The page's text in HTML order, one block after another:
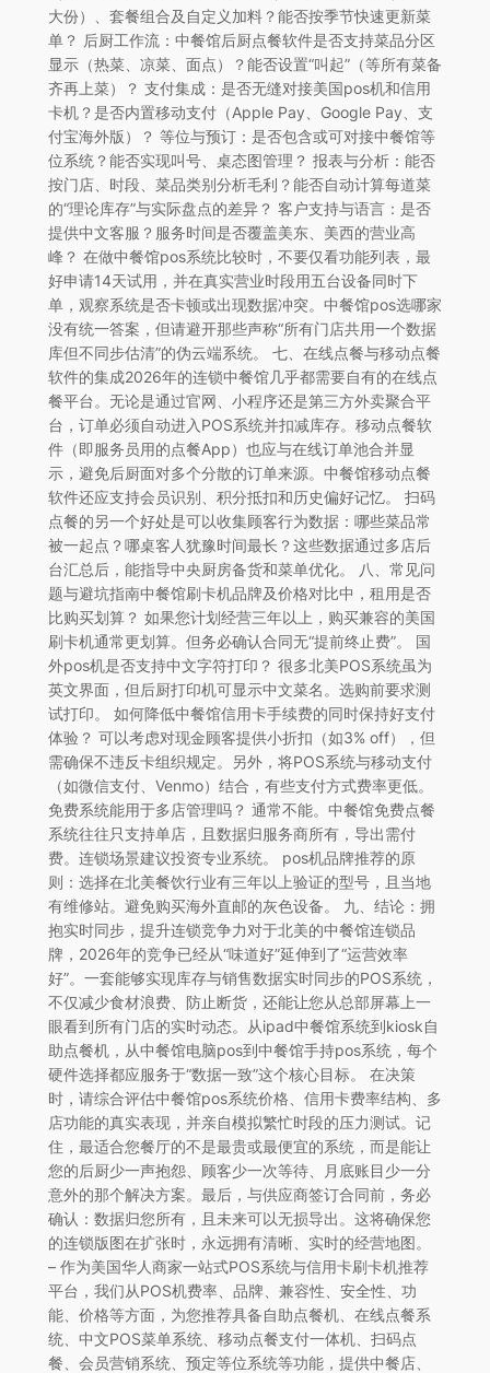
大份）、套餐组合及自定义加料？能否按季节快速更新菜
单？ 后厨工作流：中餐馆后厨点餐软件是否支持菜品分区
显示（热菜、凉菜、面点）？能否设置“叫起”（等所有菜备
齐再上菜）？ 支付集成：是否无缝对接美国pos机和信用
卡机？是否内置移动支付（Apple Pay、Google Pay、支
付宝海外版）？ 等位与预订：是否包含或可对接中餐馆等
位系统？能否实现叫号、桌态图管理？ 报表与分析：能否
按门店、时段、菜品类别分析毛利？能否自动计算每道菜
的“理论库存”与实际盘点的差异？ 客户支持与语言：是否
提供中文客服？服务时间是否覆盖美东、美西的营业高
峰？ 在做中餐馆pos系统比较时，不要仅看功能列表，最
好申请14天试用，并在真实营业时段用五台设备同时下
单，观察系统是否卡顿或出现数据冲突。中餐馆pos选哪家
没有统一答案，但请避开那些声称“所有门店共用一个数据
库但不同步估清”的伪云端系统。 七、在线点餐与移动点餐
软件的集成2026年的连锁中餐馆几乎都需要自有的在线点
餐平台。无论是通过官网、小程序还是第三方外卖聚合平
台，订单必须自动进入POS系统并扣减库存。移动点餐软
件（即服务员用的点餐App）也应与在线订单池合并显
示，避免后厨面对多个分散的订单来源。中餐馆移动点餐
软件还应支持会员识别、积分抵扣和历史偏好记忆。 扫码
点餐的另一个好处是可以收集顾客行为数据：哪些菜品常
被一起点？哪桌客人犹豫时间最长？这些数据通过多店后
台汇总后，能指导中央厨房备货和菜单优化。 八、常见问
题与避坑指南中餐馆刷卡机品牌及价格对比中，租用是否
比购买划算？ 如果您计划经营三年以上，购买兼容的美国
刷卡机通常更划算。但务必确认合同无“提前终止费”。 国
外pos机是否支持中文字符打印？ 很多北美POS系统虽为
英文界面，但后厨打印机可显示中文菜名。选购前要求测
试打印。 如何降低中餐馆信用卡手续费的同时保持好支付
体验？ 可以考虑对现金顾客提供小折扣（如3% off），但
需确保不违反卡组织规定。另外，将POS系统与移动支付
（如微信支付、Venmo）结合，有些支付方式费率更低。
免费系统能用于多店管理吗？ 通常不能。中餐馆免费点餐
系统往往只支持单店，且数据归服务商所有，导出需付
费。连锁场景建议投资专业系统。 pos机品牌推荐的原
则：选择在北美餐饮行业有三年以上验证的型号，且当地
有维修站。避免购买海外直邮的灰色设备。 九、结论：拥
抱实时同步，提升连锁竞争力对于北美的中餐馆连锁品
牌，2026年的竞争已经从“味道好”延伸到了“运营效率
好”。一套能够实现库存与销售数据实时同步的POS系统，
不仅减少食材浪费、防止断货，还能让您从总部屏幕上一
眼看到所有门店的实时动态。从ipad中餐馆系统到kiosk自
助点餐机，从中餐馆电脑pos到中餐馆手持pos系统，每个
硬件选择都应服务于“数据一致”这个核心目标。 在决策
时，请综合评估中餐馆pos系统价格、信用卡费率结构、多
店功能的真实表现，并亲自模拟繁忙时段的压力测试。记
住，最适合您餐厅的不是最贵或最便宜的系统，而是能让
您的后厨少一声抱怨、顾客少一次等待、月底账目少一分
意外的那个解决方案。最后，与供应商签订合同前，务必
确认：数据归您所有，且未来可以无损导出。这将确保您
的连锁版图在扩张时，永远拥有清晰、实时的经营地图。
– 作为美国华人商家一站式POS系统与信用卡刷卡机推荐
平台，我们从POS机费率、品牌、兼容性、安全性、功
能、价格等方面，为您推荐具备自助点餐机、在线点餐系
统、中文POS菜单系统、移动点餐支付一体机、扫码点
餐、会员营销系统、预定等位系统等功能，提供中餐店、